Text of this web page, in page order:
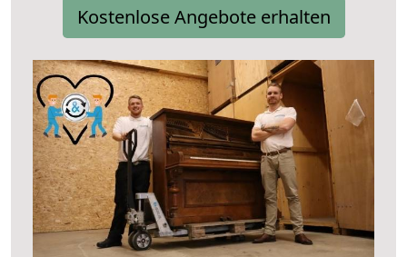
Kostenlose Angebote erhalten